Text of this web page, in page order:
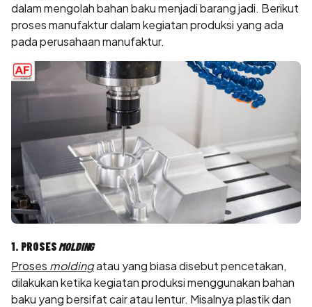
dalam mengolah bahan baku menjadi barang jadi. Berikut
proses manufaktur dalam kegiatan produksi yang ada
pada perusahaan manufaktur.
1. PROSESMOLDING
Proses moldingatau yang biasa disebut pencetakan,
dilakukan ketika kegiatan produksi menggunakan bahan
baku yang bersifat cair atau lentur. Misalnya plastik dan